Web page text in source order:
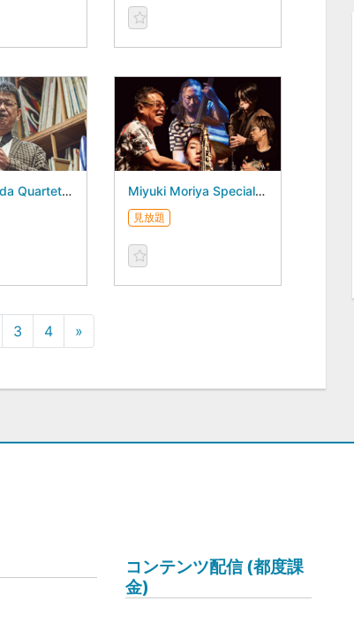
Atsushi Ikeda Quartet New Album “Weaver of Dreams”Release Live - August 18, 2026 - Miyuki Moriya Special Session featuring Fumio Itabashi - August 17, 2026 -
見放題
3 4 »
コンテンツ配信 (都度課
金)